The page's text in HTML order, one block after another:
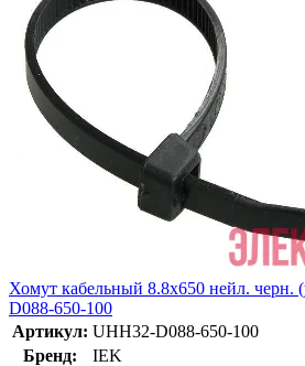
Хомут кабельный 8.8х650 нейл.
D088-650-100
Артикул: UHH32-D088-650-100
Бренд:
IEK